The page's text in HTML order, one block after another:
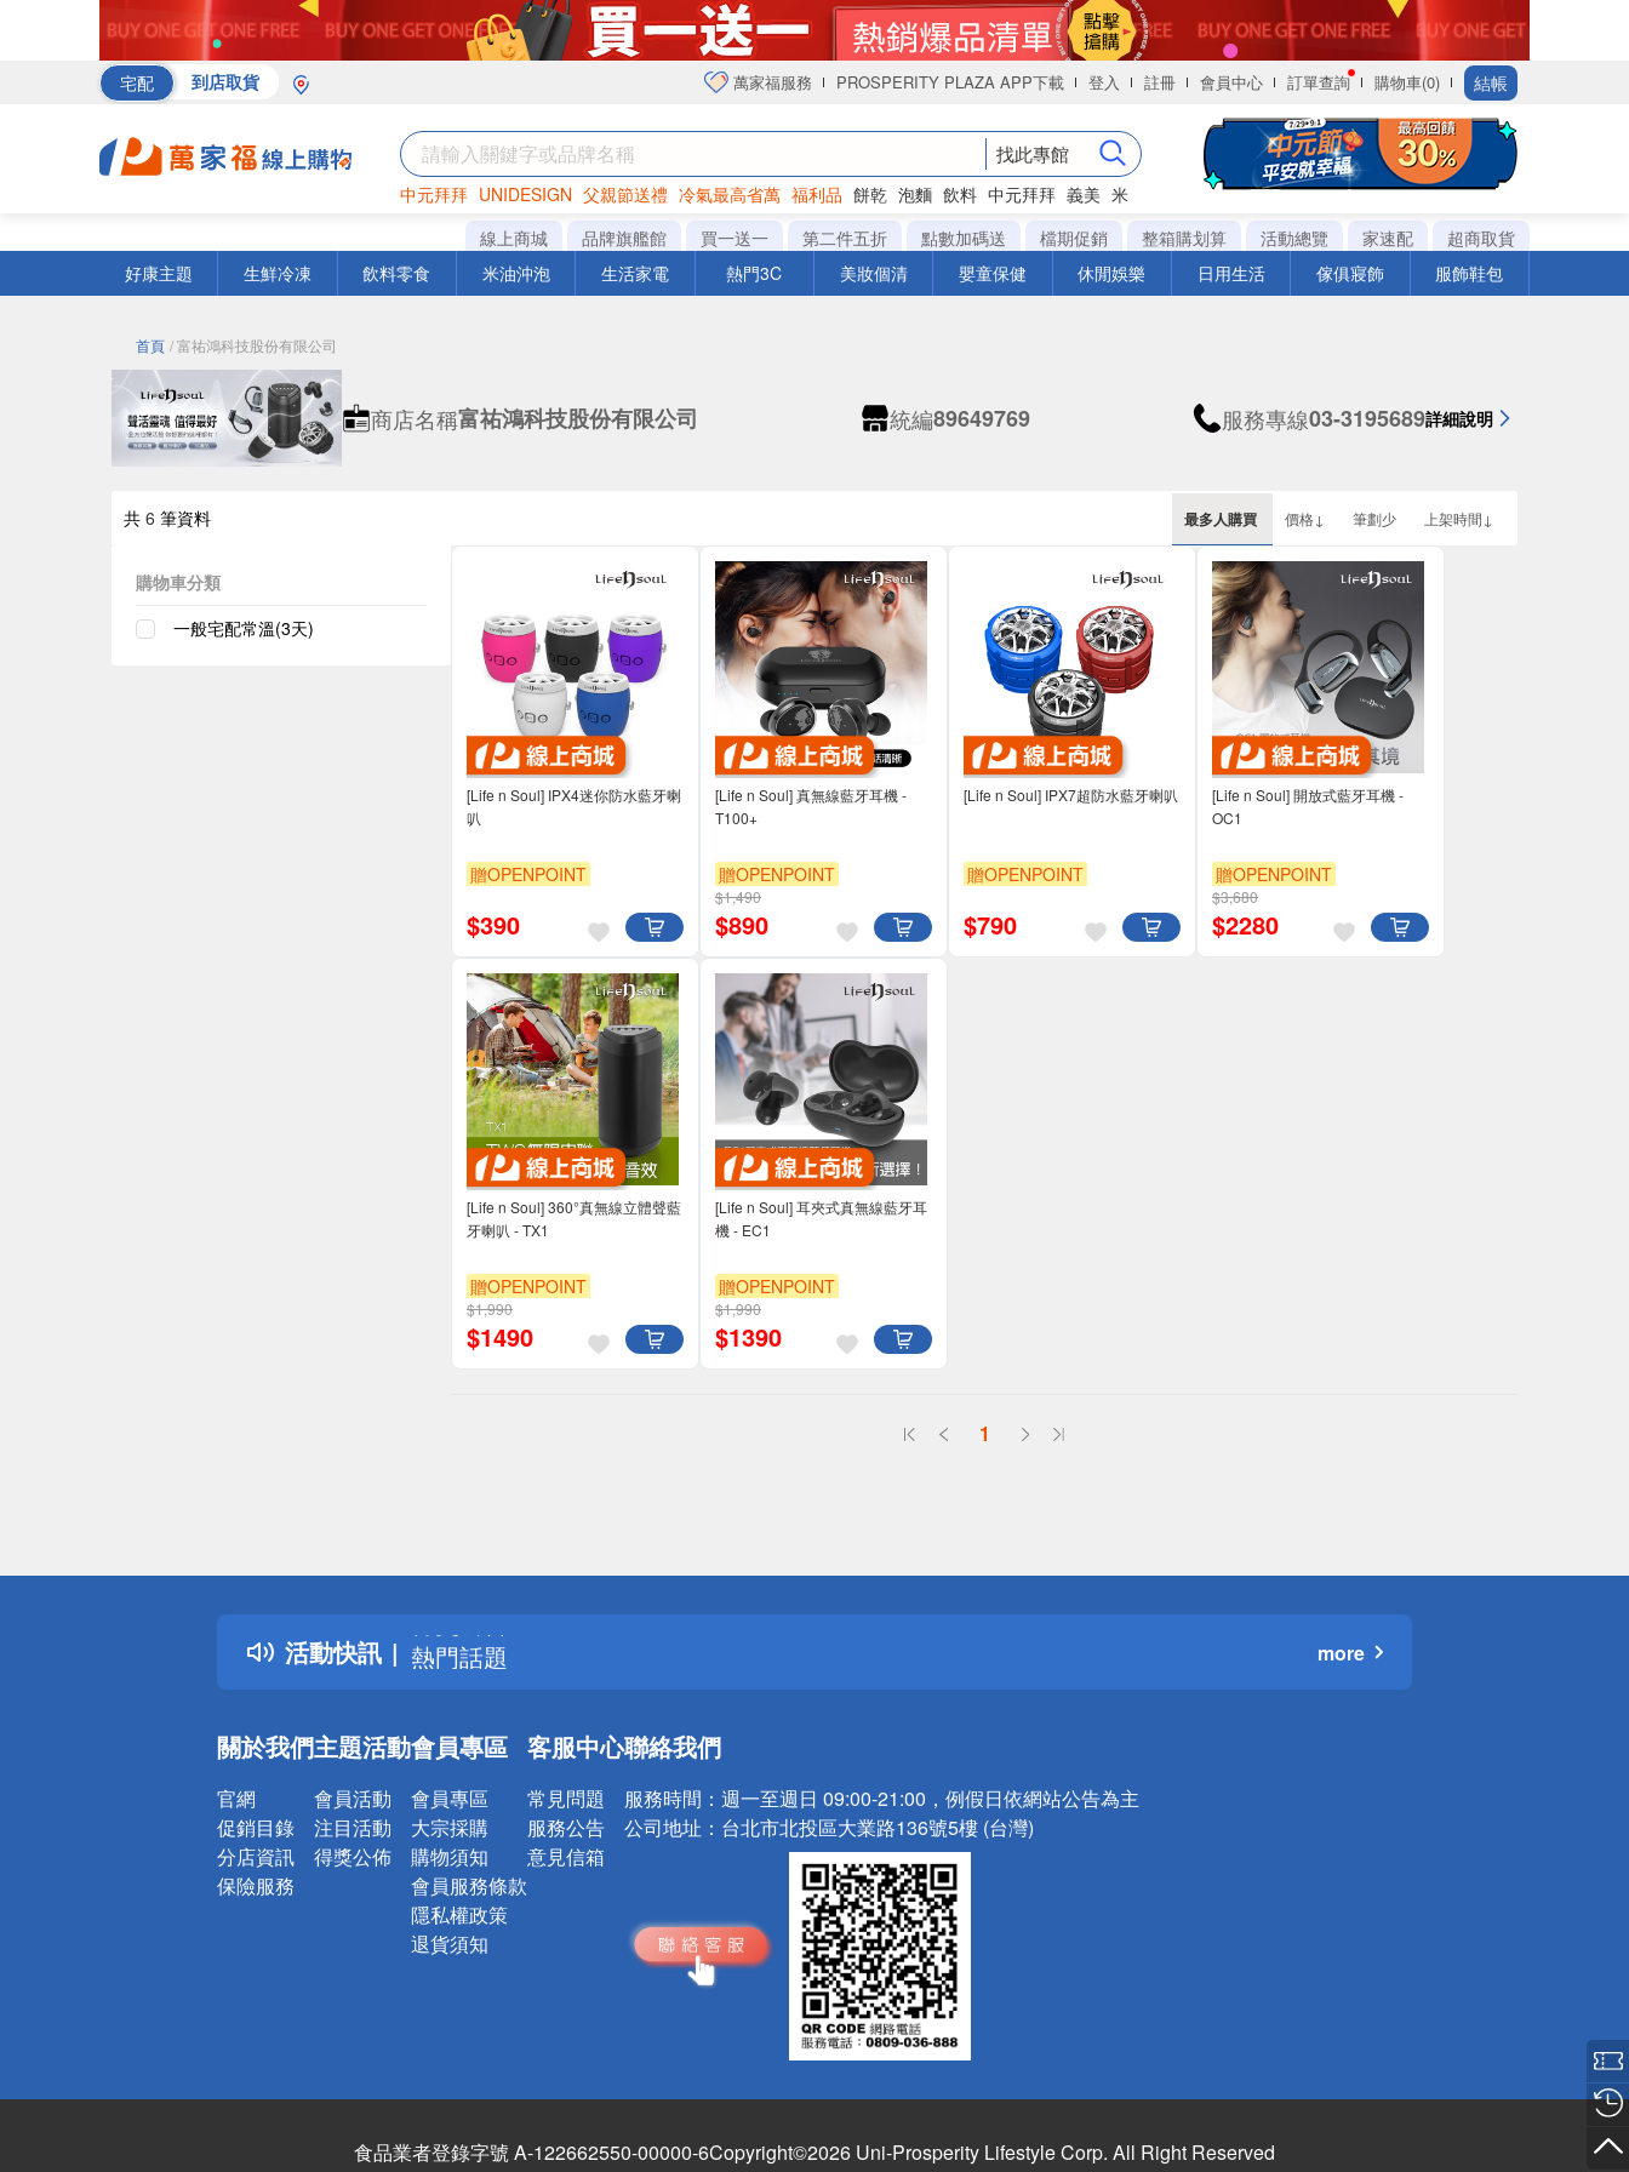
宅配 到店取貨 萬家福服務 PROSPERITY PLAZA APP下載 登入 註冊 會員中心 訂單查詢 購物車(0) 結帳
找此專館
中元拜拜 UNIDESIGN 父親節送禮 冷氣最高省萬 福利品 餅乾 泡麵 飲料 中元拜拜 義美 米
巧克力 罐頭 衛生紙
線上商城 品牌旗艦館 買一送一 第二件五折 點數加碼送 檔期促銷 整箱購划算 活動總覽 家速配
超商取貨
好康主題
生鮮冷凍 飲料零食 米油沖泡 生活家電 熱門3C 美妝個清 嬰童保健 休閒娛樂 日用生活 傢俱寢飾 服飾鞋包
首頁 / 富祐鴻科技股份有限公司
商店名稱富祐鴻科技股份有限公司 統編89649769 服務專線03-3195689詳細說明
共 6 筆資料 最多人購買 價格↓ 筆劃少 上架時間↓
購物車分類
一般宅配常溫(3天)
[Life n Soul] IPX4迷你防水藍牙喇
叭
贈OPENPOINT
$390
[Life n Soul] 真無線藍牙耳機 -
T100+
贈OPENPOINT
$1,490
$890
[Life n Soul] IPX7超防水藍牙喇叭
贈OPENPOINT
$790
[Life n Soul] 開放式藍牙耳機 -
OC1
贈OPENPOINT
$3,680
$2280
[Life n Soul] 360°真無線立體聲藍
牙喇叭 - TX1
贈OPENPOINT
$1,990
$1490
[Life n Soul] 耳夾式真無線藍牙耳
機 - EC1
贈OPENPOINT
$1,990
$1390
1
活動快訊
詐騙網頁！請小心！
得獎公告
熱門話題
銀行優惠
詐騙網頁！請小心！
more
關於我們
官網
促銷目錄
分店資訊
保險服務
主題活動
會員活動
注目活動
得獎公佈
會員專區
會員專區
大宗採購
購物須知
會員服務條款
隱私權政策
退貨須知
客服中心
常見問題
服務公告
意見信箱
聯絡我們
服務時間： 週一至週日 09:00-21:00，例假日依網站公告為主
公司地址： 台北市北投區大業路136號5樓 (台灣)
食品業者登錄字號 A-122662550-00000-6Copyright©2026 Uni-Prosperity Lifestyle Corp. All Right Reserved